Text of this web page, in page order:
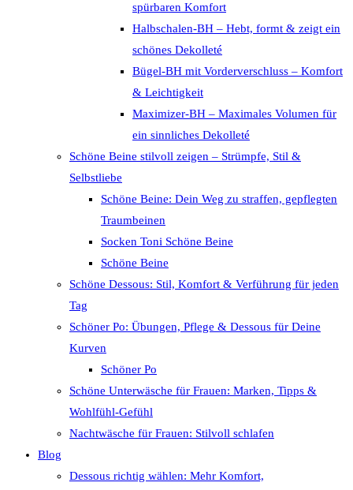
spürbaren Komfort
Halbschalen-BH – Hebt, formt & zeigt ein
schönes Dekolleté
Bügel-BH mit Vorderverschluss – Komfort
& Leichtigkeit
Maximizer-BH – Maximales Volumen für
ein sinnliches Dekolleté
Schöne Beine stilvoll zeigen – Strümpfe, Stil &
Selbstliebe
Schöne Beine: Dein Weg zu straffen, gepflegten
Traumbeinen
Socken Toni Schöne Beine
Schöne Beine
Schöne Dessous: Stil, Komfort & Verführung für jeden
Tag
Schöner Po: Übungen, Pflege & Dessous für Deine
Kurven
Schöner Po
Schöne Unterwäsche für Frauen: Marken, Tipps &
Wohlfühl-Gefühl
Nachtwäsche für Frauen: Stilvoll schlafen
Blog
Dessous richtig wählen: Mehr Komfort,